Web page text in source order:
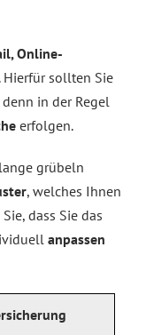
Online-
Hierfür sollten Sie
in der Regel
erfolgen.
grübeln
, welches Ihnen
dass Sie das
anpassen